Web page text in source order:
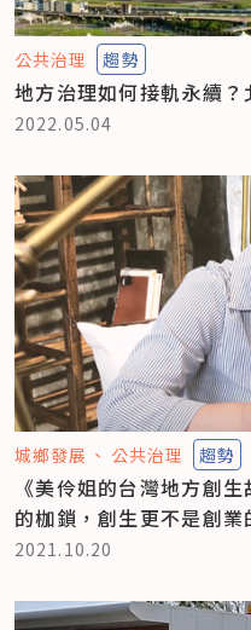
公共治理 趨勢
地方治理如何接軌永續
2022.05.04
城鄉發展 公共治理 趨勢
《美伶姐的台灣地方創
的枷鎖，創生更不是創業
2021.10.20